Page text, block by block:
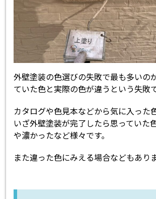
外壁塗装の色選びの失敗で最も多いの
ていた色と実際の色が違うという失敗で
カタログや色見本などから気に入った
いざ外壁塗装が完了したら思っていた
や濃かったなど様々です。
また違った色にみえる場合などもありま